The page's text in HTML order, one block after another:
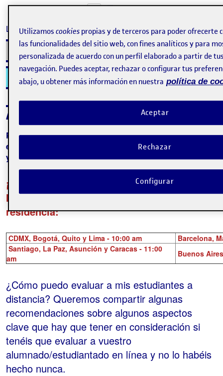
Tweet
La inscripción ha finalizado.
Inscribirse
Contacto
Acerca del evento
Puedes seguir este webinar en directo en el siguiente
enlace:
https://www.youtube.com/watch?v=Yt5d-
yVBqOY
¡Importante! A continuación encontrarás los
horarios del webinar según tu lugar de
residencia:
CDMX, Bogotá, Quito y Lima - 10:00 am Barcelona,
Santiago, La Paz, Asunción y Caracas - 11:00
am
Buenos
¿Cómo puedo evaluar a mis estudiantes a
distancia? Queremos compartir algunas
recomendaciones sobre algunos aspectos
clave que hay que tener en consideración si
tenéis que evaluar a vuestro
alumnado/estudiantado en línea y no lo habéis
hecho nunca.
Utilizamos cookiespropias y de terceros para poder ofrecerte
las funcionalidades del sitio web, con fines analíticos y para
personalizada de acuerdo con un perfil elaborado a partir de
navegación. Puedes aceptar, rechazar o configurar tus
abajo, u obtener más información en nuestra política de
Rechazar
Aceptar
Configurar